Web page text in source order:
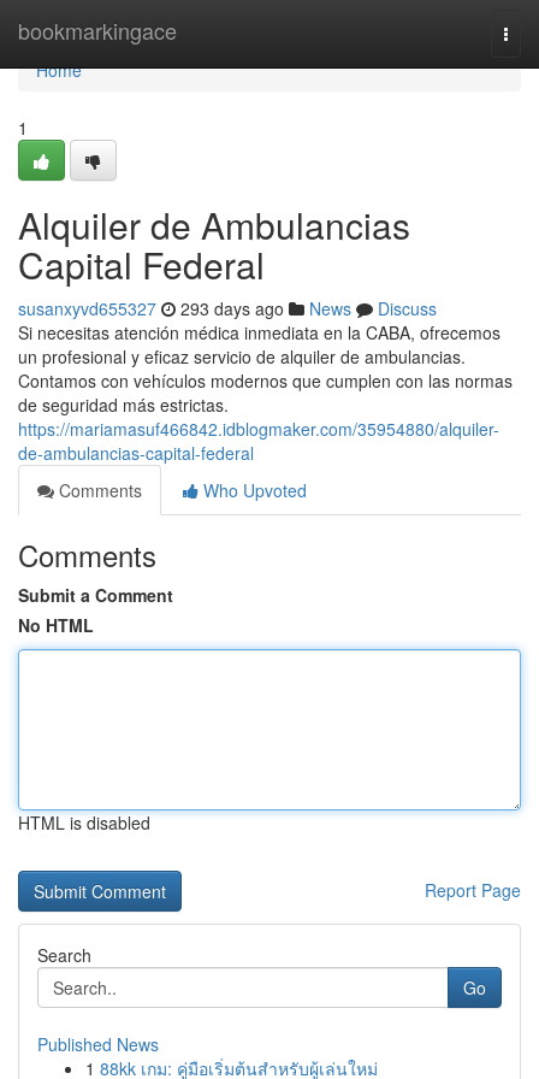
bookmarkingace
Home
Home
1
Alquiler de Ambulancias
Capital Federal
susanxyvd655327 293 days ago News
Discuss
Si necesitas atención médica inmediata en la CABA, ofrecemos
un profesional y eficaz servicio de alquiler de ambulancias.
Contamos con vehículos modernos que cumplen con las normas
de seguridad más estrictas.
https://mariamasuf466842.idblogmaker.com/35954880/alquiler-
de-ambulancias-capital-federal
Comments
Who Upvoted
Comments
Submit a Comment
No HTML
HTML is disabled
Report Page
Search
Go
Published News
1 88kk เกม: คู่มือเริ่มต้นสำหรับผู้เล่นใหม่